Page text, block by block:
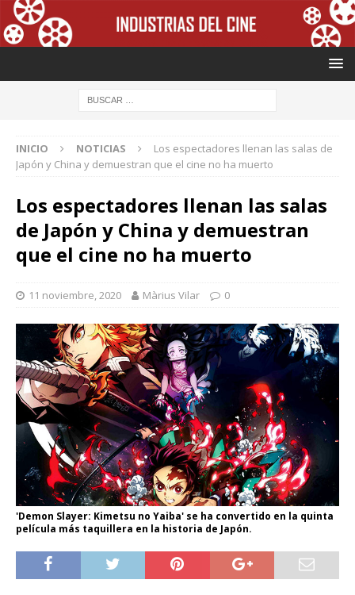
INICIO NOTICIAS
Los espectadores llenan las salas de
Japón y China y demuestran que el cine no ha muerto
Los espectadores llenan las salas
de Japón y China y demuestran
que el cine no ha muerto
11 noviembre, 2020 Màrius Vilar 0
'Demon Slayer: Kimetsu no Yaiba' se ha convertido en la quinta
película más taquillera en la historia de Japón.